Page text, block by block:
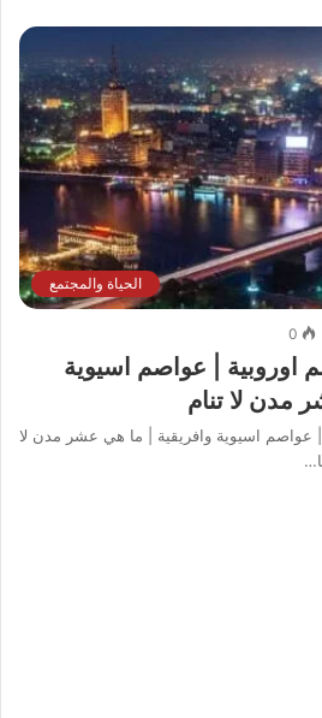
الحياة والمجتمع
0
اوروبية | عواصم اسيوية
مدن لا تنام
عواصم اسيوية وافريقية | ما هي عشر مدن لا